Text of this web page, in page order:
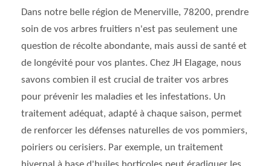
Dans notre belle région de Menerville, 78200, prendre
soin de vos arbres fruitiers n'est pas seulement une
question de récolte abondante, mais aussi de santé et
de longévité pour vos plantes. Chez JH Elagage, nous
savons combien il est crucial de traiter vos arbres
pour prévenir les maladies et les infestations. Un
traitement adéquat, adapté à chaque saison, permet
de renforcer les défenses naturelles de vos pommiers,
poiriers ou cerisiers. Par exemple, un traitement